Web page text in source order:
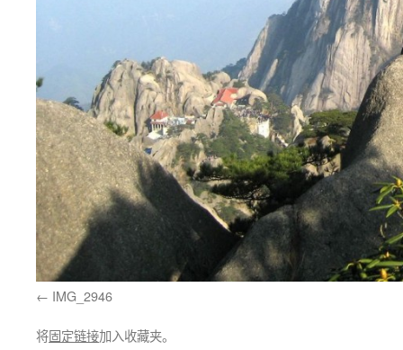
IMG_2946
将固定链接加入收藏夹。